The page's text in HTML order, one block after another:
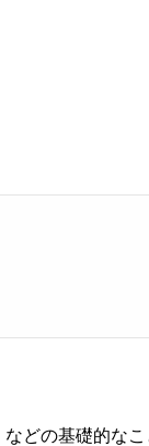
どの基礎的な